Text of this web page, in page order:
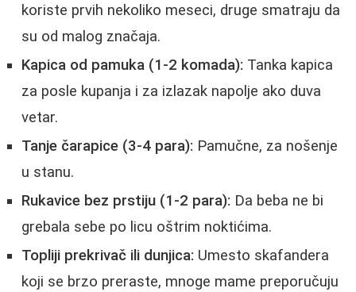
koriste prvih nekoliko meseci, druge smatraju da
su od malog značaja.
Kapica od pamuka (1-2 komada): Tanka kapica
za posle kupanja i za izlazak napolje ako duva
vetar.
Tanje čarapice (3-4 para): Pamučne, za nošenje
u stanu.
Rukavice bez prstiju (1-2 para): Da beba ne bi
grebala sebe po licu oštrim noktićima.
Topliji prekrivač ili dunjica: Umesto skafandera
koji se brzo preraste, mnoge mame preporučuju